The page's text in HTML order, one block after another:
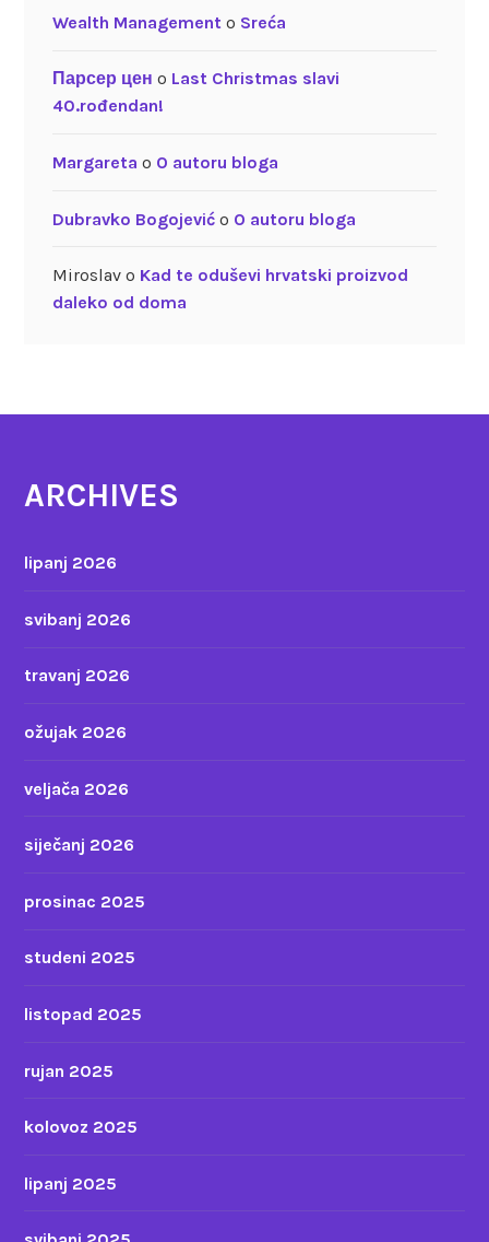
Wealth Managemento Sreća
Парсер цен o Last Christmas slavi
40.rođendan!
Margareta o O autoru bloga
Dubravko Bogojevićo O autoru bloga
Miroslavo Kad te oduševi hrvatski proizvod
daleko od doma
ARCHIVES
lipanj 2026
svibanj 2026
travanj 2026
ožujak 2026
veljača 2026
siječanj 2026
prosinac 2025
studeni 2025
listopad 2025
rujan 2025
kolovoz 2025
lipanj 2025